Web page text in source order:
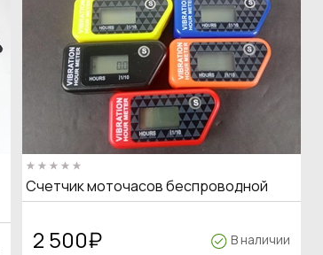
Счетчик моточасов беспроводной
2 500₽ В наличии